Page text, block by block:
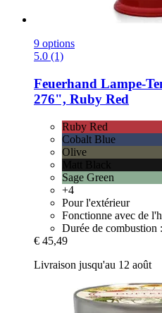
9 options
5.0 (1)
Feuerhand Lampe-​
276", Ruby Red
Ruby Red
Cobalt Blue
Olive
Sage Green
+4
Pour l'extérieur
Fonctionne avec de
Durée de combustion
€ 45,49
Livraison jusqu'au 12 août